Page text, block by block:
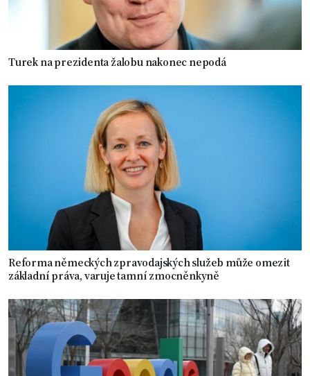
Turek na prezidenta žalobu nakonec nepodá
Reforma německých zpravodajských služeb může omezit
základní práva, varuje tamní zmocněnkyně